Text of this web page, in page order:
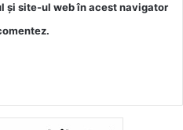
și site-ul web în acest navigator